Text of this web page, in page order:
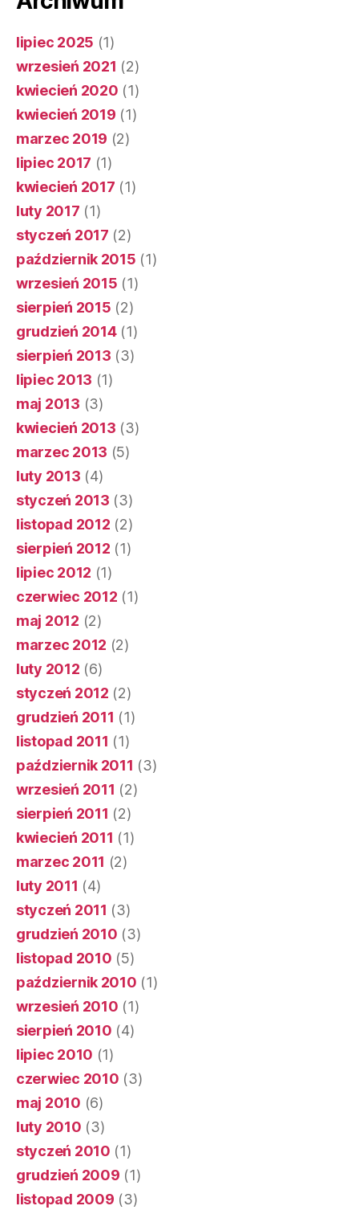
lipiec 2025 (1)
wrzesień 2021 (2)
kwiecień 2020 (1)
kwiecień 2019 (1)
marzec 2019 (2)
lipiec 2017 (1)
kwiecień 2017 (1)
luty 2017 (1)
styczeń 2017 (2)
październik 2015 (1)
wrzesień 2015 (1)
sierpień 2015 (2)
grudzień 2014(1)
sierpień 2013 (3)
lipiec 2013 (1)
maj 2013 (3)
kwiecień 2013 (3)
marzec 2013 (5)
luty 2013 (4)
styczeń 2013 (3)
listopad 2012 (2)
sierpień 2012 (1)
lipiec 2012 (1)
czerwiec 2012 (1)
maj 2012 (2)
marzec 2012 (2)
luty 2012 (6)
styczeń 2012 (2)
grudzień 2011 (1)
listopad 2011 (1)
październik 2011 (3)
wrzesień 2011 (2)
sierpień 2011 (2)
kwiecień 2011 (1)
marzec 2011 (2)
luty 2011 (4)
styczeń 2011 (3)
grudzień 2010 (3)
listopad 2010 (5)
październik 2010 (1)
wrzesień 2010 (1)
sierpień 2010 (4)
lipiec 2010 (1)
czerwiec 2010 (3)
maj 2010 (6)
luty 2010 (3)
styczeń 2010 (1)
grudzień 2009 (1)
listopad 2009 (3)